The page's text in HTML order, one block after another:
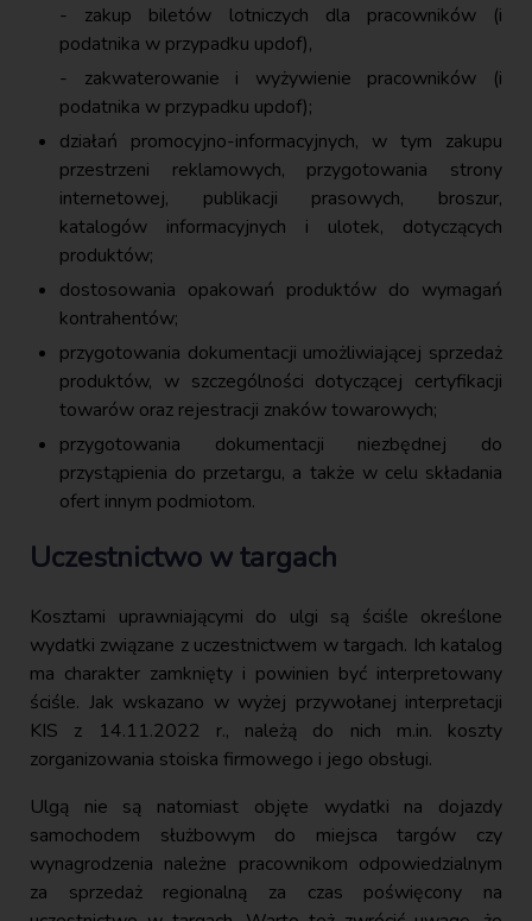
zakup biletów lotniczych dla pracowników (i
podatnika w przypadku updof),
zakwaterowanie i wyżywienie pracowników (i
podatnika w przypadku updof);
działań promocyjno-informacyjnych, w tym zakupu
przestrzeni reklamowych, przygotowania strony
internetowej, publikacji prasowych, broszur,
katalogów informacyjnych i ulotek, dotyczących
produktów;
dostosowania opakowań produktów do wymagań
kontrahentów;
przygotowania dokumentacji umożliwiającej sprzedaż
produktów, w szczególności dotyczącej certyfikacji
towarów oraz rejestracji znaków towarowych;
przygotowania dokumentacji niezbędnej do
przystąpienia do przetargu, a także w celu składania
ofert innym podmiotom.
Uczestnictwo w targach
Kosztami uprawniającymi do ulgi są ściśle określone
wydatki związane z uczestnictwem w targach. Ich katalog
ma charakter zamknięty i powinien być interpretowany
ściśle. Jak wskazano w wyżej przywołanej interpretacji
KIS z 14.11.2022 r., należą do nich m.in. koszty
zorganizowania stoiska firmowego i jego obsługi.
Ulgą nie są natomiast objęte wydatki na dojazdy
samochodem służbowym do miejsca targów czy
wynagrodzenia należne pracownikom odpowiedzialnym
za sprzedaż regionalną za czas poświęcony na